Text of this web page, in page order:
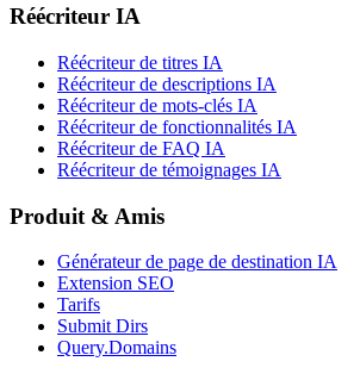
Réécriteur IA
Réécriteur de titres IA
Réécriteur de descriptions IA
Réécriteur de mots-clés IA
Réécriteur de fonctionnalités IA
Réécriteur de FAQ IA
Réécriteur de témoignages IA
Produit & Amis
Générateur de page de destination IA
Extension SEO
Tarifs
Submit Dirs
Query.Domains